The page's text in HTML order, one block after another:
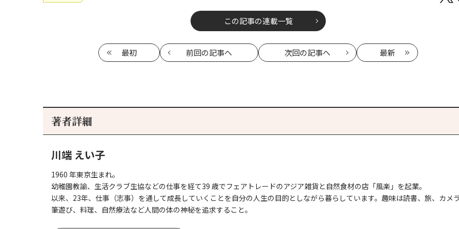
この記事の連載一覧
最初 前回の記事へ 次回の記事へ 最新
著者詳細
川端 えい子
1960 年東京生まれ。
幼稚園教諭、生活クラブ生協などの仕事を経て39 歳でフェアトレードのアジア雑貨と自然食材の店「風楽」を起業。
以来、23年、仕事（志事）を通して成長していくことを自分の人生の目的としながら暮らしています。趣味は読書、旅、カメ
筆遊び、料理、自然療法など人間の体の神秘を追求すること。